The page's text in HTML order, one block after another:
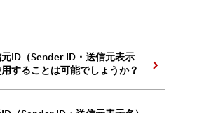
元ID（Sender ID・送信元表示
することは可能でしょうか？